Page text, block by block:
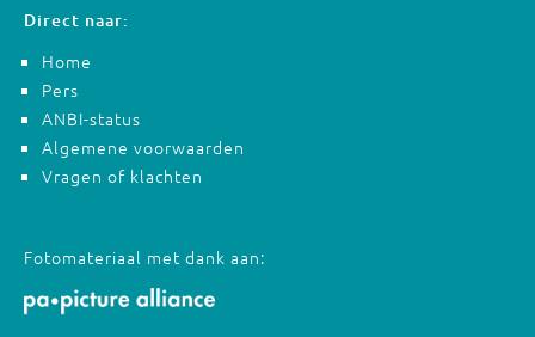
Direct naar:
Home
Pers
ANBI-status
Algemene voorwaarden
Vragen of klachten
Fotomateriaal met dank aan: